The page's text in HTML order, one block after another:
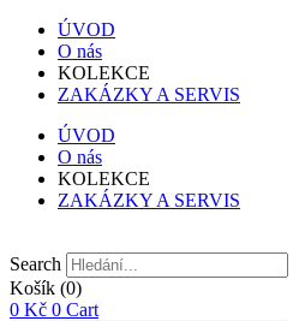
ÚVOD
O nás
KOLEKCE
ZAKÁZKY A SERVIS
ÚVOD
O nás
KOLEKCE
ZAKÁZKY A SERVIS
Search
Košík (0)
0 Kč 0 Cart